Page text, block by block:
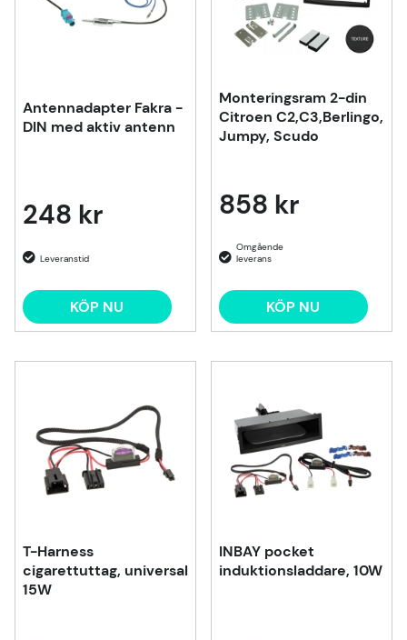
Antennadapter Fakra -
DIN med aktiv antenn
248 kr
KÖP NU
Monteringsram 2-din
Citroen C2,C3,Berlingo,
Jumpy, Scudo
858 kr
KÖP NU
T-Harness
cigarettuttag, universal
15W
INBAY pocket
induktionsladdare, 10W